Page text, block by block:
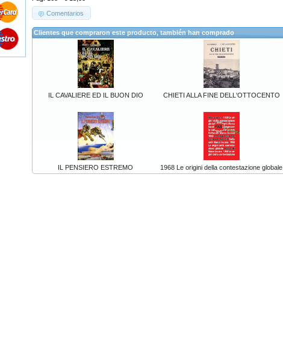
Comentarios
Clientes que compraron este producto, también han comprado
IL CAVALIERE ED IL BUON DIO CHIETI ALLA FINE DELL'OTTOCENTO
IL PENSIERO ESTREMO 1968 Le origini della contestazione globale